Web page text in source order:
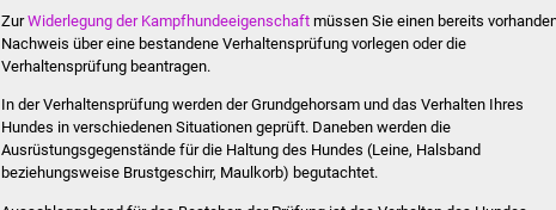
ZurWiderlegung der Kampfhundeeigenschaft müssen Sie einen bereits
Nachweis über eine bestandene Verhaltensprüfung vorlegen oder die
Verhaltensprüfung beantragen.
In der Verhaltensprüfung werden der Grundgehorsam und das Verhalten Ihres
Hundes in verschiedenen Situationen geprüft. Daneben werden die
Ausrüstungsgegenstände für die Haltung des Hundes (Leine, Halsband
beziehungsweise Brustgeschirr, Maulkorb) begutachtet.